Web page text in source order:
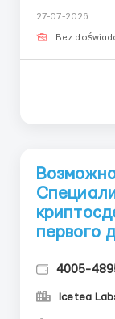
👤 Наш HR-
Icetea Labs
27-07-2026
Bez
первого
4005-
Icetea